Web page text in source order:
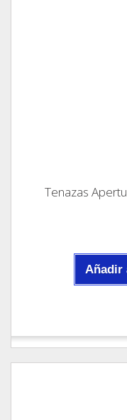
Tenazas
Añadir